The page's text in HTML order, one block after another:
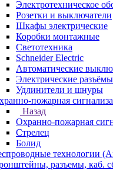
Электротехническое
Розетки и выключатели
Шкафы электрические
Коробки монтажные
Светотехника
Schneider Electric
Автоматические
Электрические разъёмы
Удлинители и шнуры
пожарная
Назад
Охранно-пожарная
Стрелец
Болид
технологии
разъемы, каб.